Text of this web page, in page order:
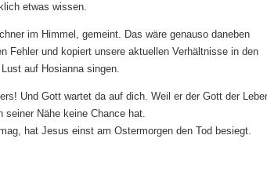
etwas wissen.
im Himmel, gemeint. Das wäre genauso daneben
Fehler und kopiert unsere aktuellen Verhältnisse in den
auf Hosianna singen.
Und Gott wartet da auf dich. Weil er der Gott der
Nähe keine Chance hat.
hat Jesus einst am Ostermorgen den Tod besiegt.